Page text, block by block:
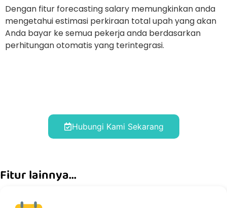
Dengan fitur forecasting salary memungkinkan anda
mengetahui estimasi perkiraan total upah yang akan
Anda bayar ke semua pekerja anda berdasarkan
perhitungan otomatis yang terintegrasi.
Hubungi Kami Sekarang
Fitur lainnya...